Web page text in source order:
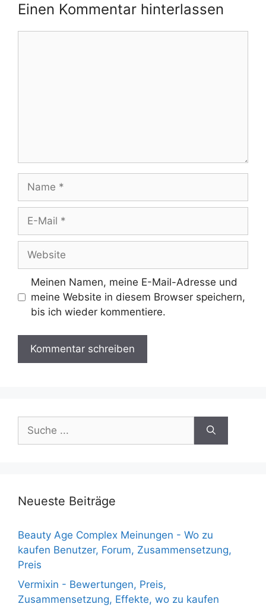
Einen Kommentar hinterlassen
Name
Website
Meinen Namen, meine E-Mail-Adresse und
meine Website in diesem Browser speichern,
bis ich wieder kommentiere.
nach:
Neueste Beiträge
Beauty Age Сomplex Meinungen - Wo zu
kaufen Benutzer, Forum, Zusammensetzung,
Preis
Vermixin - Bewertungen, Preis,
Zusammensetzung, Effekte, wo zu kaufen